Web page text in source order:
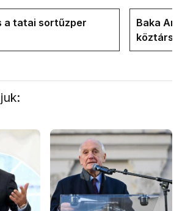
a tatai sortűzper
Baka